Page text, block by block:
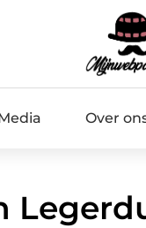
Over